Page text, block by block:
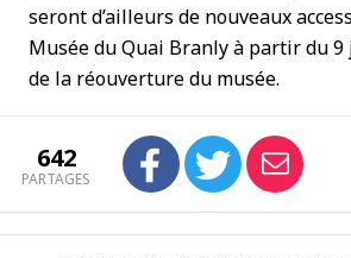
seront d’ailleurs de nouveaux
Musée du Quai Branly à partir du 9
de la réouverture du musée.
642
PARTAGES